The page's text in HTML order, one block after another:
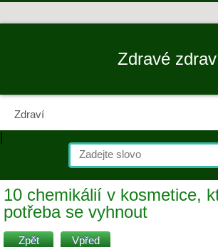
Zdravé
Zdraví
|
10 chemikálií v kosmetice,
potřeba se vyhnout
Zpět Vpřed